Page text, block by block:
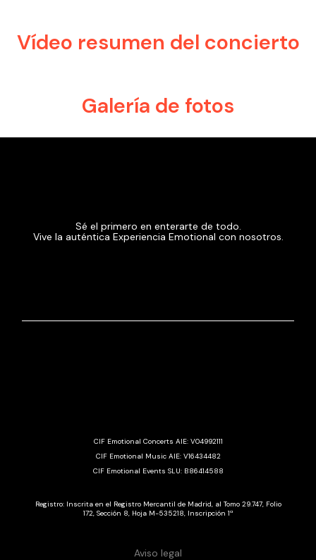
Vídeo resumen del concierto
Galería de fotos
Sé el primero en enterarte de todo.
Vive la auténtica Experiencia Emotional con nosotros.
CIF Emotional Concerts AIE: V04992111
CIF Emotional Music AIE: V16434482
CIF Emotional Events SLU: B86414588
Registro: Inscrita en el Registro Mercantil de Madrid, al Tomo 29.747, Folio
172, Sección 8, Hoja M-535218, Inscripción 1ª
Aviso legal